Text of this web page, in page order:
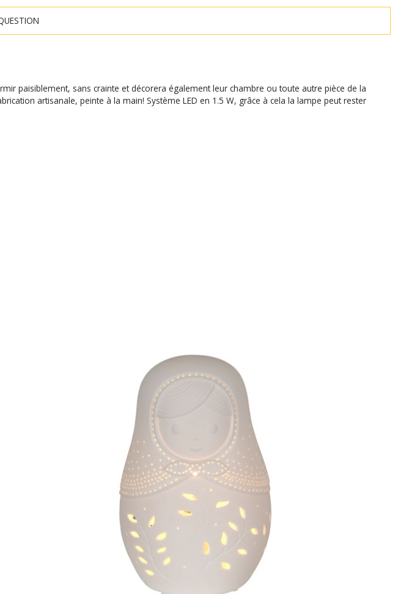
paisiblement, sans crainte et décorera également leur chambre ou toute autre pièce de la
artisanale, peinte à la main! Système LED en 1.5 W, grâce à cela la lampe peut rester